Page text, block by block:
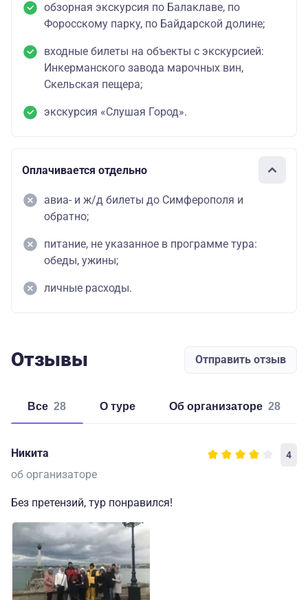
обзорная экскурсия по Балаклаве, по
Форосскому парку, по Байдарской долине;
входные билеты на объекты с экскурсией:
Инкерманского завода марочных вин,
Скельская пещера;
экскурсия «Слушая Город».
Оплачивается отдельно
авиа- и ж/д билеты до Симферополя и
обратно;
питание, не указанное в программе тура:
обеды, ужины;
личные расходы.
Отзывы Отправить отзыв
Все 28 о туре об организаторе 28
Никита 4
об организаторе
Без претензий, тур понравился!